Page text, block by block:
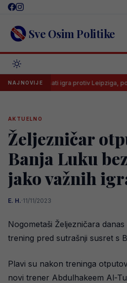
Skip
content Sve Osim Politike
NAJNOVIJE
od 15 sati igra protiv Leipziga, poznat
AKTUELNO
Željezničar
Banja Luku
jako važnih
E. H.·11/11/2023
Nogometaši Željezničara
trening pred sutrašnji susret s
Plavi su nakon treninga
novi trener Abdulhakeem Al-